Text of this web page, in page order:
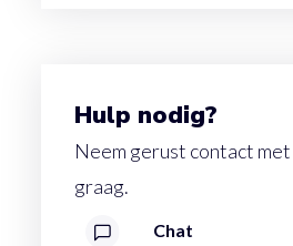
Hulp nodig?
Neem gerust contact
graag.
Chat